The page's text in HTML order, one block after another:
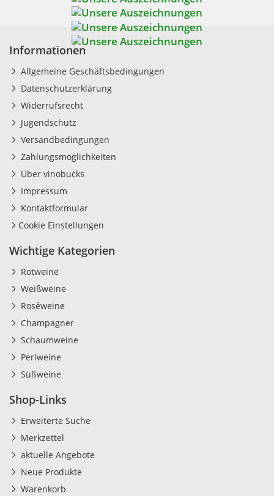
Informationen
Allgemeine Geschäftsbedingungen
Datenschutzerklärung
Widerrufsrecht
Jugendschutz
Versandbedingungen
Zahlungsmöglichkeiten
Über vinobucks
Impressum
Kontaktformular
Cookie Einstellungen
Wichtige Kategorien
Rotweine
Weißweine
Roséweine
Champagner
Schaumweine
Perlweine
Süßweine
Shop-Links
Erweiterte Suche
Merkzettel
aktuelle Angebote
Neue Produkte
Warenkorb